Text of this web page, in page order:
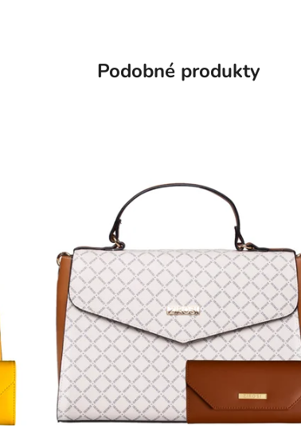
Podobné produkty